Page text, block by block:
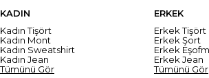
KADIN
Kadın Tişört
Kadın Mont
Kadın Sweatshirt
Kadın Jean
Tümünü Gör
ERKEK
Erkek Tişört
Erkek Şort
Erkek
Erkek Jean
Tümünü Gör